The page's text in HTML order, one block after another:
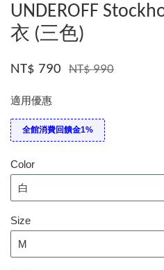
UNDEROFF
衣 (三色)
NT$ 790 NT$ 990
適用優惠
全館消費回饋金1%
Color
Size